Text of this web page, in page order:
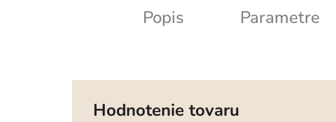
Popis Parametre
Hodnotenie tovaru